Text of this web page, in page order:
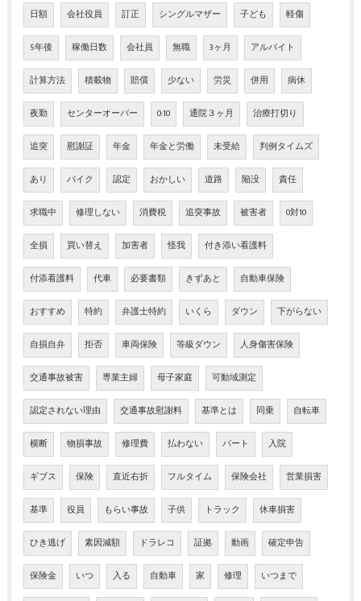
日額 会社役員 訂正 シングルマザー 子ども 軽傷
5年後 稼働日数 会社員 無職 3ヶ月 アルバイト
計算方法 積載物 賠償 少ない 労災 併用 病休
夜勤 センターオーバー 0:10 通院３ヶ月 治療打切り
追突 慰謝証 年金 年金と労働 未受給 判例タイムズ
あり バイク 認定 おかしい 道路 陥没 責任
求職中 修理しない 消費税 追突事故 被害者 0対10
全損 買い替え 加害者 怪我 付き添い看護料
付添看護料 代車 必要書類 きずあと 自動車保険
おすすめ 特約 弁護士特約 いくら ダウン 下がらない
自損自弁 拒否 車両保険 等級ダウン 人身傷害保険
交通事故被害 専業主婦 母子家庭 可動域測定
認定されない理由 交通事故慰謝料 基準とは 同乗 自転車
横断 物損事故 修理費 払わない パート 入院
ギブス 保険 直近右折 フルタイム 保険会社 営業損害
基準 役員 もらい事故 子供 トラック 休車損害
ひき逃げ 素因減額 ドラレコ 証拠 動画 確定申告
保険金 いつ 入る 自動車 家 修理 いつまで